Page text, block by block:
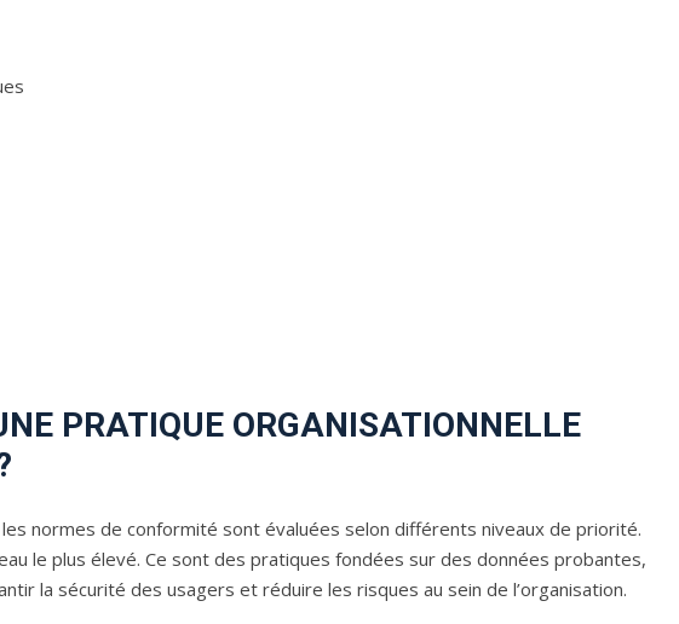
PRATIQUE ORGANISATIONNELLE
normes de conformité sont évaluées selon différents niveaux de priorité.
le plus élevé. Ce sont des pratiques fondées sur des données probantes,
la sécurité des usagers et réduire les risques au sein de l’organisation.